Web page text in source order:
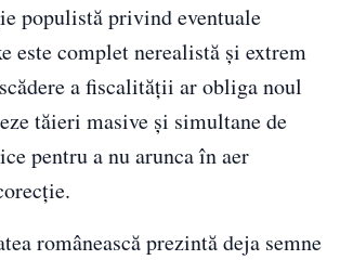
populistă privind eventuale
este complet nerealistă și extrem
a fiscalității ar obliga noul
tăieri masive și simultane de
pentru a nu arunca în aer
românească prezintă deja semne